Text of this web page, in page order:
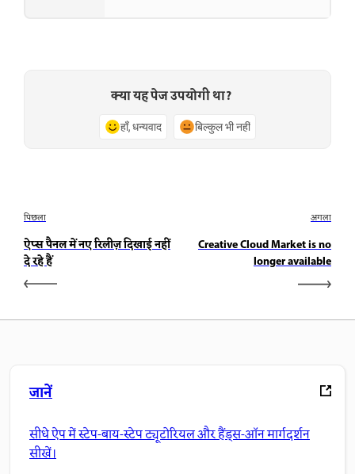
क्या यह पेज उपयोगी था?
हाँ, धन्यवाद बिल्कुल भी नहीं
पिछला
ऐप्स पैनल में नए रिलीज़ दिखाई नहीं
दे रहे हैं
अगला
Creative Cloud Market is no
longer available
जानें
सीधे ऐप में स्टेप-बाय-स्टेप ट्यूटोरियल और हैंड्स-ऑन मार्गदर्शन
सीखें।